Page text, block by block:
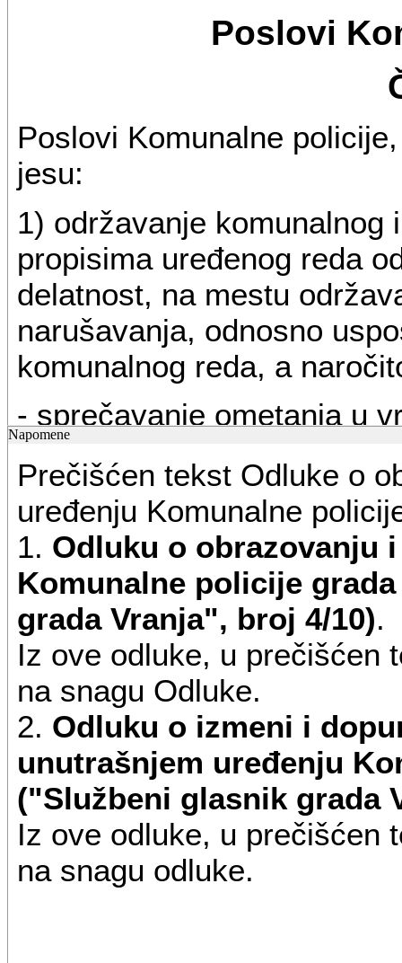
Poslovi
Poslovi Komunalne
jesu:
1) održavanje komunalnog
propisima uređenog reda
delatnost, na mestu
narušavanja, odnosno
komunalnog reda, a
- sprečavanje ometanja u
zaštita komunalnih
uništenja;
- zaštita javnih površina
(ostavljanjem vozila, stvari
vozila, postavljanjem
slično);
- suzbijanje nelegalne
površinama javne namene
- sprečavanje radnji
grada (prljanje i
zgrada, drugih objekata i
lepljenje plakata i
Napomene
Prečišćen tekst Odluke o
uređenju Komunalne
1. Odluku o obrazovanju
Komunalne policije
grada Vranja", broj 4/10).
Iz ove odluke, u prečišćen
na snagu Odluke.
2. Odluku o izmeni i
unutrašnjem uređenju
("Službeni glasnik grada
Iz ove odluke, u prečišćen
na snagu odluke.